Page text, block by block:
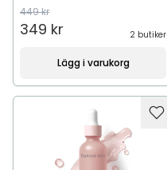
449 kr
349 kr 2 butiker
Lägg i varukorg